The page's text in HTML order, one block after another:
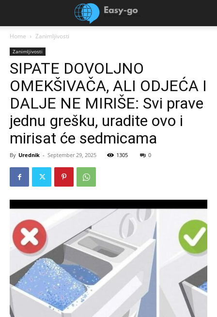
Home Zanimljivosti
Zanimljivosti
SIPATE DOVOLJNO
OMEKŠIVAČA, ALI ODJEĆA I
DALJE NE MIRIŠE: Svi prave
jednu grešku, uradite ovo i
mirisat će sedmicama
By Urednik - September 29, 2025 1305 0